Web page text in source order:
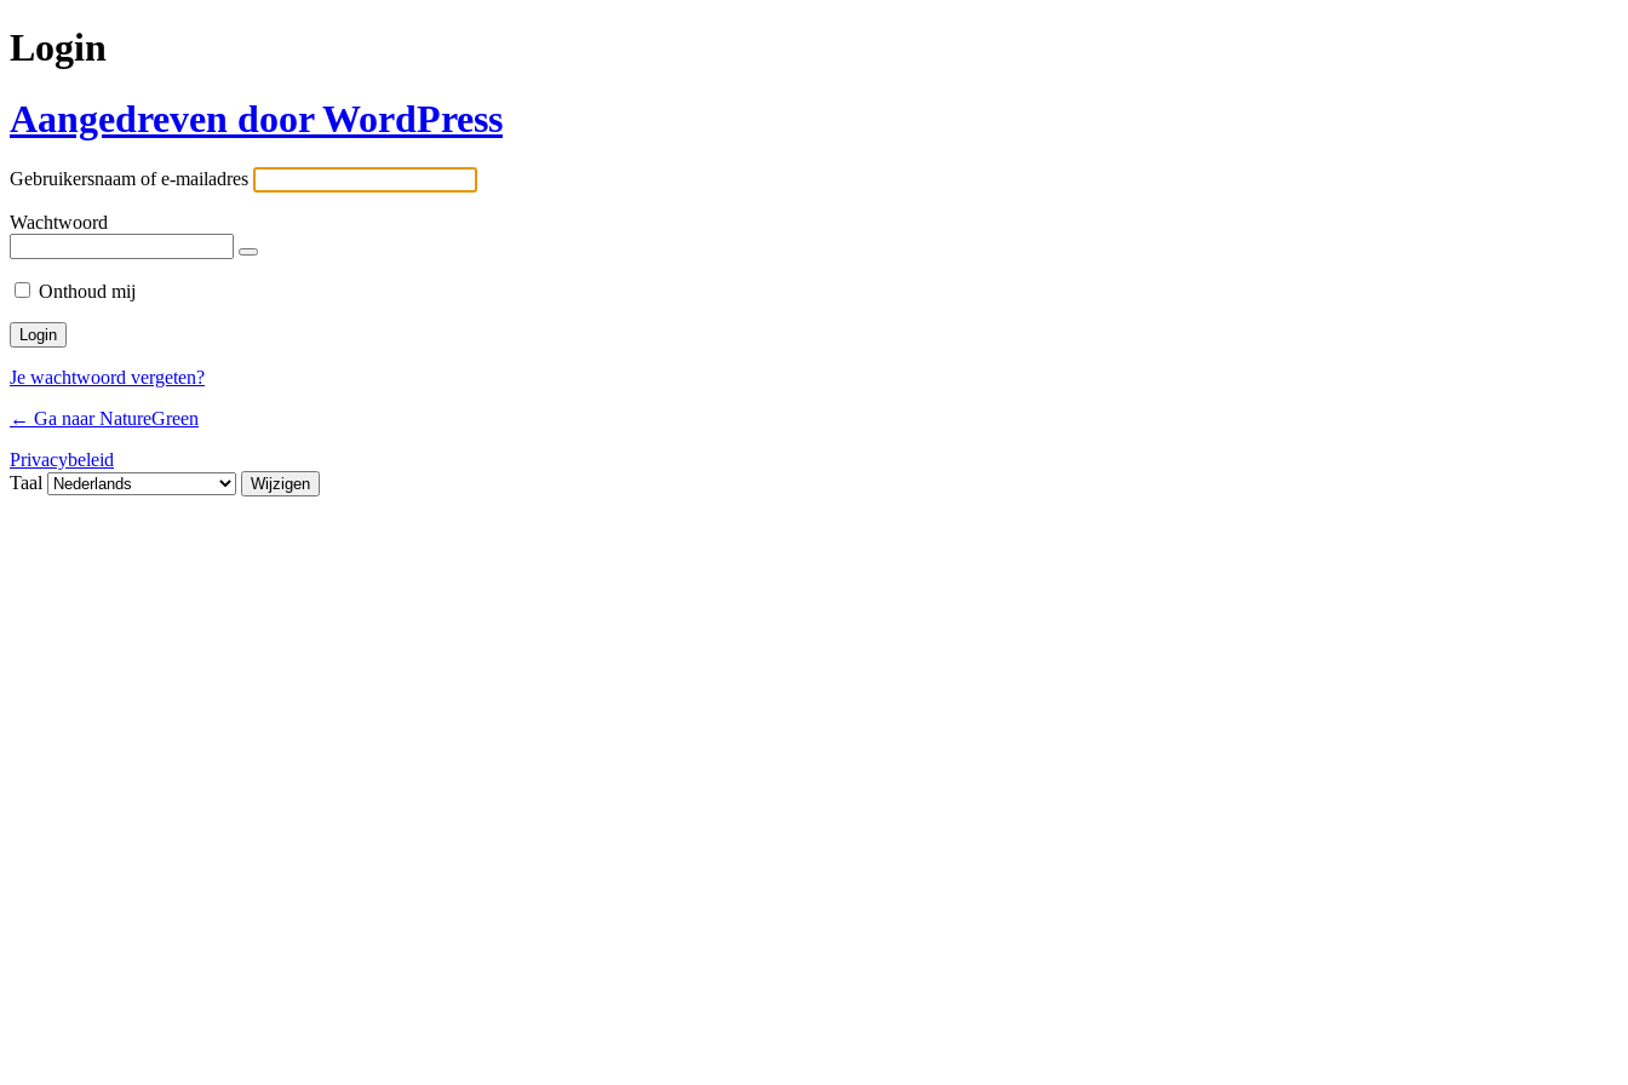
Login
Aangedreven door WordPress
Gebruikersnaam of e-mailadres
Wachtwoord
Onthoud mij
Je wachtwoord vergeten?
← Ga naar NatureGreen
Privacybeleid
Taal